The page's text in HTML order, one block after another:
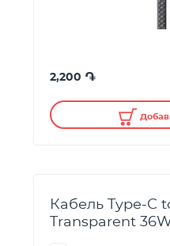
2,200 ֏
Кабель Type-C
Transparent